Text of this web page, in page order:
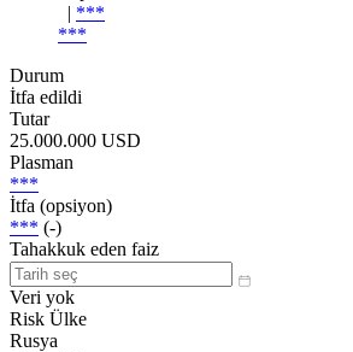
| ***
***
Durum
İtfa edildi
Tutar
25.000.000 USD
Plasman
***
İtfa (opsiyon)
*** (-)
Tahakkuk eden faiz
Veri yok
Risk Ülke
Rusya